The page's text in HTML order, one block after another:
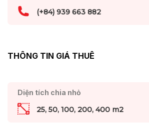
(+84) 939 663 882
THÔNG TIN GIÁ THUÊ
Diện tích chia nhỏ
25, 50, 100, 200, 400 m2